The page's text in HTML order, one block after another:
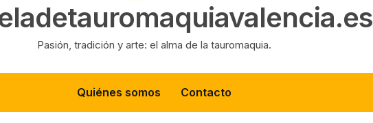
Pasión, tradición y arte: el alma de la tauromaquia.
Quiénes somos Contacto